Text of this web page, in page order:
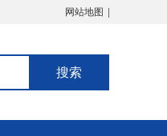
网站地图